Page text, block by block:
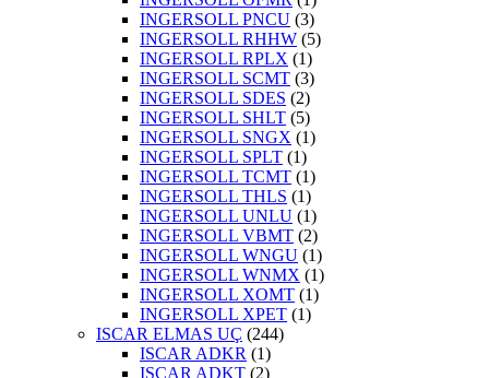
INGERSOLL PNCU (3)
INGERSOLL RHHW (5)
INGERSOLL RPLX (1)
INGERSOLL SCMT (3)
INGERSOLL SDES (2)
INGERSOLL SHLT (5)
INGERSOLL SNGX (1)
INGERSOLL SPLT (1)
INGERSOLL TCMT (1)
INGERSOLL THLS (1)
INGERSOLL UNLU (1)
INGERSOLL VBMT (2)
INGERSOLL WNGU (1)
INGERSOLL WNMX (1)
INGERSOLL XOMT (1)
INGERSOLL XPET (1)
ISCAR ELMAS UÇ (244)
ISCAR ADKR (1)
ISCAR ADKT (2)